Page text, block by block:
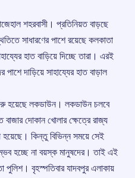
শহরবাসী। প্রতিনিয়ত বাড়ছে
সাধারণের পাশে রয়েছে কলকাতা
হাত বাড়িয়ে দিচ্ছে তারা। এরই
দাড়িয়ে সাহায্যের হাত বাড়াল
হয়েছে লকডাউন। লকডাউন চলবে
দোকান খোলার ক্ষেত্রে রাজ্য
হয়েছে। কিন্তু বিভিন্ন সময়ে সেই
হচ্ছে না বয়স্ক মানুষদের। তাই এই
পুলিশ। বৃহস্পতিবার যাদবপুর এলাকায়